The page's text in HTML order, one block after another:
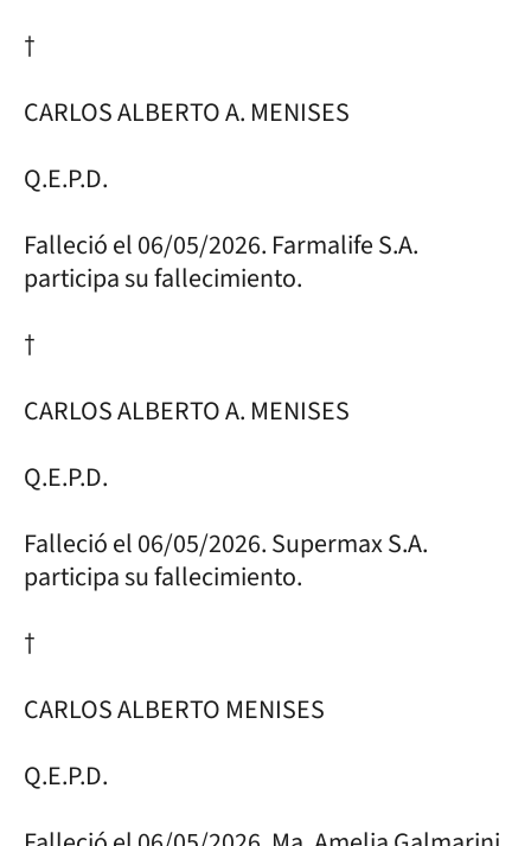
†
CARLOS ALBERTO A. MENISES
Q.E.P.D.
Falleció el 06/05/2026. Farmalife S.A.
participa su fallecimiento.
†
CARLOS ALBERTO A. MENISES
Q.E.P.D.
Falleció el 06/05/2026. Supermax S.A.
participa su fallecimiento.
†
CARLOS ALBERTO MENISES
Q.E.P.D.